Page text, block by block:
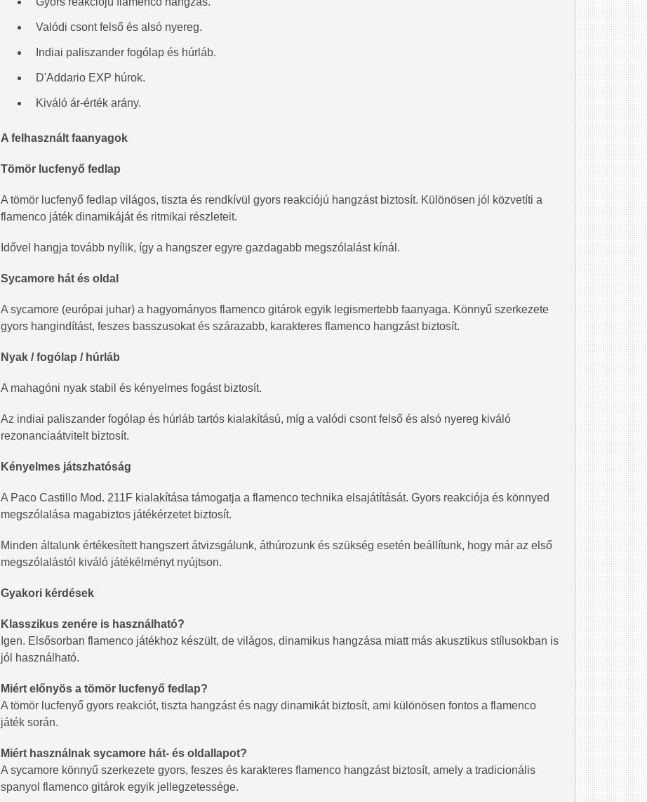
Valódi csont felső és alsó nyereg.
Indiai paliszander fogólap és húrláb.
D'Addario EXP húrok.
Kiváló ár-érték arány.
A felhasznált faanyagok
Tömör lucfenyő fedlap
A tömör lucfenyő fedlap világos, tiszta és rendkívül gyors reakciójú hangzást biztosít. Különösen jól közvetíti a
flamenco játék dinamikáját és ritmikai részleteit.
Idővel hangja tovább nyílik, így a hangszer egyre gazdagabb megszólalást kínál.
Sycamore hát és oldal
A sycamore (európai juhar) a hagyományos flamenco gitárok egyik legismertebb faanyaga. Könnyű szerkezete
gyors hangindítást, feszes basszusokat és szárazabb, karakteres flamenco hangzást biztosít.
Nyak / fogólap / húrláb
A mahagóni nyak stabil és kényelmes fogást biztosít.
Az indiai paliszander fogólap és húrláb tartós kialakítású, míg a valódi csont felső és alsó nyereg kiváló
rezonanciaátvitelt biztosít.
Kényelmes játszhatóság
A Paco Castillo Mod. 211F kialakítása támogatja a flamenco technika elsajátítását. Gyors reakciója és könnyed
megszólalása magabiztos játékérzetet biztosít.
Minden általunk értékesített hangszert átvizsgálunk, áthúrozunk és szükség esetén beállítunk, hogy már az első
megszólalástól kiváló játékélményt nyújtson.
Gyakori kérdések
Klasszikus zenére is használható?
Igen. Elsősorban flamenco játékhoz készült, de világos, dinamikus hangzása miatt más akusztikus stílusokban is
jól használható.
Miért előnyös a tömör lucfenyő fedlap?
A tömör lucfenyő gyors reakciót, tiszta hangzást és nagy dinamikát biztosít, ami különösen fontos a flamenco
játék során.
Miért használnak sycamore hát- és oldallapot?
A sycamore könnyű szerkezete gyors, feszes és karakteres flamenco hangzást biztosít, amely a tradicionális
spanyol flamenco gitárok egyik jellegzetessége.